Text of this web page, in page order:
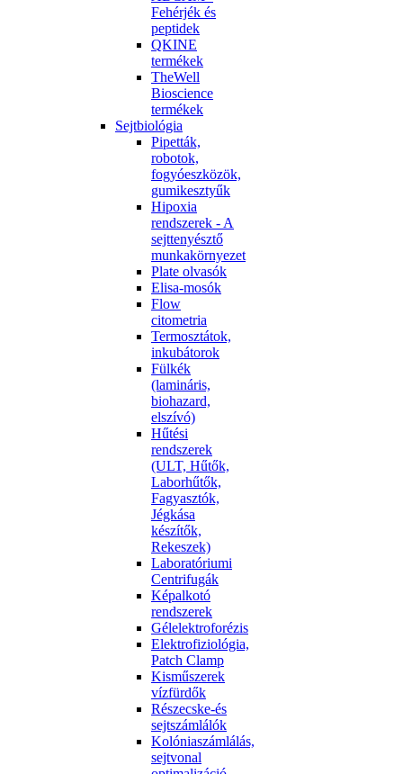
Fehérjék és
peptidek
QKINE
termékek
TheWell
Bioscience
termékek
Sejtbiológia
Pipetták,
robotok,
fogyóeszközök,
gumikesztyűk
Hipoxia
rendszerek - A
sejttenyésztő
munkakörnyezet
Plate olvasók
Elisa-mosók
Flow
citometria
Termosztátok,
inkubátorok
Fülkék
(lamináris,
biohazard,
elszívó)
Hűtési
rendszerek
(ULT, Hűtők,
Laborhűtők,
Fagyasztók,
Jégkása
készítők,
Rekeszek)
Laboratóriumi
Centrifugák
Képalkotó
rendszerek
Gélelektroforézis
Elektrofiziológia,
Patch Clamp
Kisműszerek
vízfürdők
Részecske-és
sejtszámlálók
Kolóniaszámlálás,
sejtvonal